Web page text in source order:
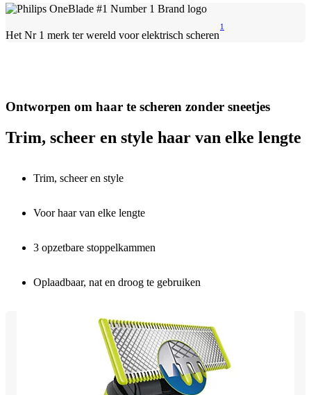
Het Nr 1 merk ter wereld voor elektrisch scheren
1
Ontworpen om haar te scheren zonder sneetjes
Trim, scheer en style haar van elke lengte
Trim, scheer en style
Voor haar van elke lengte
3 opzetbare stoppelkammen
Oplaadbaar, nat en droog te gebruiken